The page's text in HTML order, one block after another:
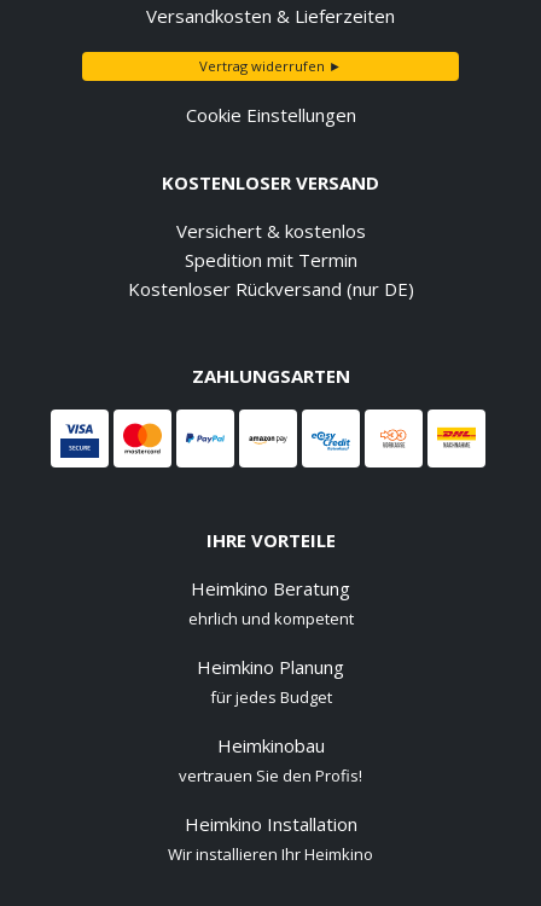
Versandkosten & Lieferzeiten
Vertrag widerrufen ►
Cookie Einstellungen
KOSTENLOSER VERSAND
Versichert & kostenlos
Spedition mit Termin
Kostenloser Rückversand (nur DE)
ZAHLUNGSARTEN
IHRE VORTEILE
Heimkino Beratung
ehrlich und kompetent
Heimkino Planung
für jedes Budget
Heimkinobau
vertrauen Sie den Profis!
Heimkino Installation
Wir installieren Ihr Heimkino